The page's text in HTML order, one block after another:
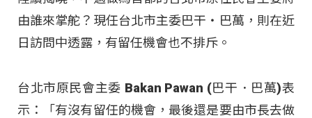
由誰來掌舵？現任台北市主委巴干‧巴萬，則在近
日訪問中透露，有留任機會也不排斥。
台北市原民會主委 Bakan Pawan (巴干．巴萬)表
示：「有沒有留任的機會，最後還是要由市長去做